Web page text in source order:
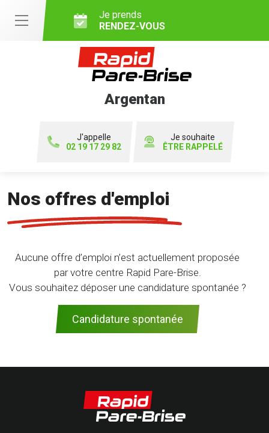
Je prends
RENDEZ-VOUS
Argentan
J'appelle
02 19 17 29 82
Je souhaite
ÊTRE RAPPELÉ
Nos offres d'emploi
Aucune offre d’emploi n’est actuellement proposée
par votre centre Rapid Pare-Brise.
Vous souhaitez déposer une candidature spontanée ?
Candidature spontanée